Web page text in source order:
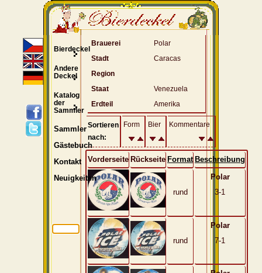
Brauerei
Polar
Stadt
Caracas
Region
Staat
Venezuela
Erdteil
Amerika
Sortieren
nach:
Form Bier Kommentare
Vorderseite Rückseite Format Beschreibung
rund
Polar
3-1
rund
Polar
7-1
Bierdeckel
Andere
Deckel
Katalog
der
Sammler
Sammler
Gästebuch
Kontakt
Neuigkeiten